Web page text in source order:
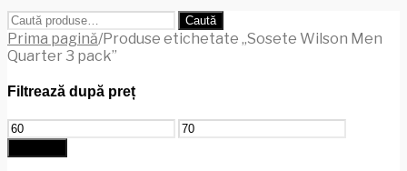
Caută
după:
Caută
Prima pagină/Produse etichetate „Sosete Wilson Men
Quarter 3 pack”
Filtrează după preț
Preț
minim
Preț
maxim